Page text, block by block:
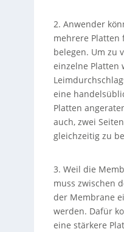
2. Anwender
mehrere Platten
belegen. Um zu
einzelne Platten
eine
Platten
auch, zwei
gleichzeitig zu
3. Weil die
muss zwischen
der Membrane
werden. Dafür
eine stärkere